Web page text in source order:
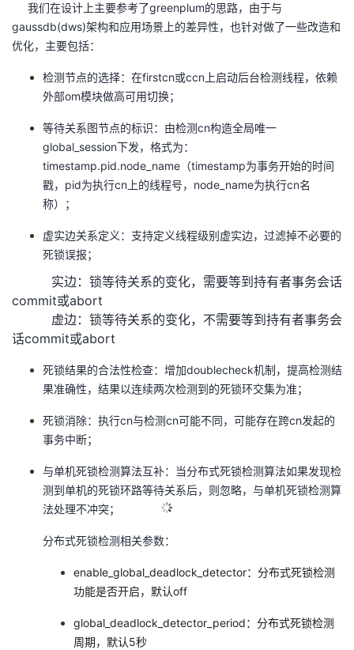
我们在设计上主要参考了greenplum的思路，由于与
gaussdb(dws)架构和应用场景上的差异性，也针对做了一些改造和
优化，主要包括：
检测节点的选择：在firstcn或ccn上启动后台检测线程，依赖
外部om模块做高可用切换；
等待关系图节点的标识：由检测cn构造全局唯一
global_session下发，格式为：
timestamp.pid.node_name（timestamp为事务开始的时间
戳，pid为执行cn上的线程号，node_name为执行cn名
称）；
虚实边关系定义：支持定义线程级别虚实边，过滤掉不必要的
死锁误报；
实边：锁等待关系的变化，需要等到持有者事务会话
commit或abort
虚边：锁等待关系的变化，不需要等到持有者事务会
话commit或abort
死锁结果的合法性检查：增加doublecheck机制，提高检测结
果准确性，结果以连续两次检测到的死锁环交集为准；
死锁消除：执行cn与检测cn可能不同，可能存在跨cn发起的
事务中断；
与单机死锁检测算法互补：当分布式死锁检测算法如果发现检
测到单机的死锁环路等待关系后，则忽略，与单机死锁检测算
法处理不冲突；
分布式死锁检测相关参数：
enable_global_deadlock_detector：分布式死锁检测
功能是否开启，默认off
global_deadlock_detector_period：分布式死锁检测
周期，默认5秒